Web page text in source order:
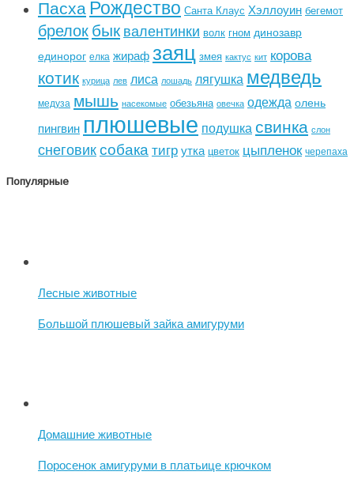
ПасхаРождество Санта Клаус Хэллоуин бегемот
брелокбыквалентинки волк гном динозавр
единорог елка жирафзаяц змея кактус кит корова
котик курица лев лиса лошадь лягушка медведь
медуза мышь насекомые обезьяна овечка одежда олень
пингвин плюшевые подушка свинка слон
снеговиксобака тигрутка цветок цыпленок черепаха
Популярные
Лесные животные
Большой плюшевый зайка амигуруми
Домашние животные
Поросенок амигуруми в платьице крючком